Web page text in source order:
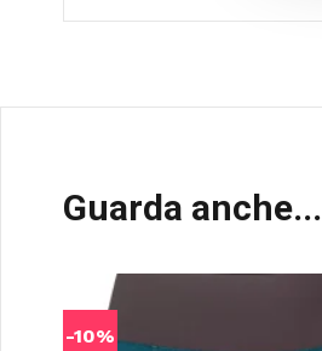
Guarda anche...
-10%